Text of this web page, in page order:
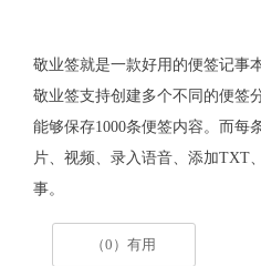
敬业签就是一款好用的便签记事
敬业签支持创建多个不同的便签
能够保存1000条便签内容。而每
片、视频、录入语音、添加TXT
事。
（0）有用